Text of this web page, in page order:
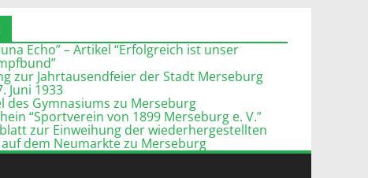
Echo” – Artikel “Erfolgreich ist unser
zur Jahrtausendfeier der Stadt Merseburg
Juni 1933
des Gymnasiums zu Merseburg
“Sportverein von 1899 Merseburg e. V.”
zur Einweihung der wiederhergestellten
dem Neumarkte zu Merseburg